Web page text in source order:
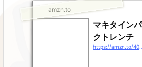
amzn.to
マキタインパ
クトレンチ